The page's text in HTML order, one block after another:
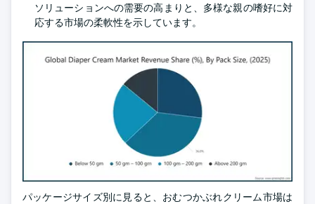
ソリューションへの需要の高まりと、多様な親の嗜好に対
応する市場の柔軟性を示しています。
パッケージサイズ別に見ると、おむつかぶれクリーム市場は